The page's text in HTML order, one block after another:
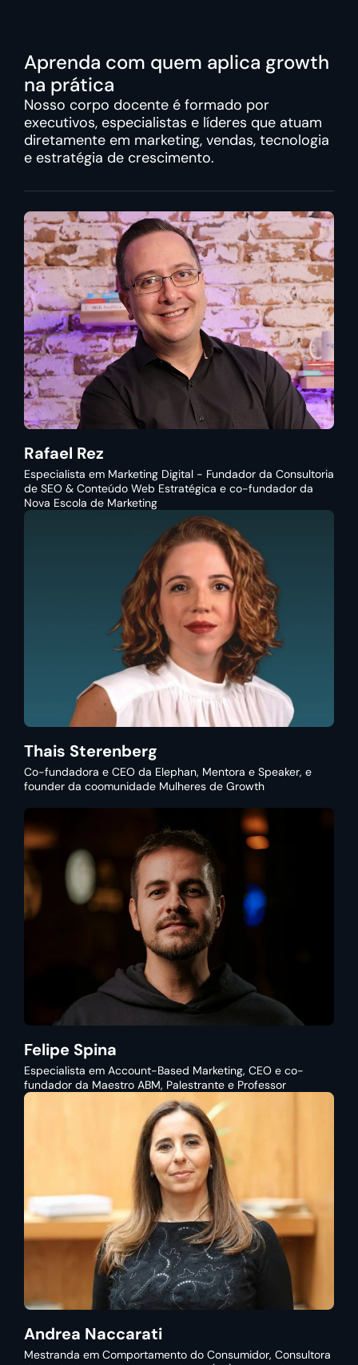
Aprenda com quem aplica growth
na prática
Nosso corpo docente é formado por
executivos, especialistas e líderes que atuam
diretamente em marketing, vendas, tecnologia
e estratégia de crescimento.
Rafael Rez
Especialista em Marketing Digital - Fundador da Consultoria
de SEO & Conteúdo Web Estratégica e co-fundador da
Nova Escola de Marketing
Thais Sterenberg
Co-fundadora e CEO da Elephan, Mentora e Speaker, e
founder da coomunidade Mulheres de Growth
Felipe Spina
Especialista em Account-Based Marketing, CEO e co-
fundador da Maestro ABM, Palestrante e Professor
Andrea Naccarati
Mestranda em Comportamento do Consumidor, Consultora